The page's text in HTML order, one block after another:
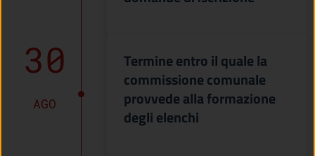
30
AGO
Termine entro il quale la
commissione comunale
provvede alla formazione
degli elenchi